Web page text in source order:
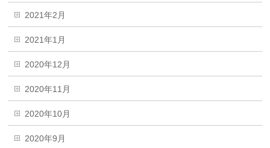
2021年2月
2021年1月
2020年12月
2020年11月
2020年10月
2020年9月